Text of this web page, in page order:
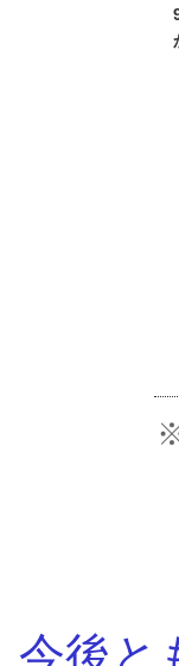
今後と